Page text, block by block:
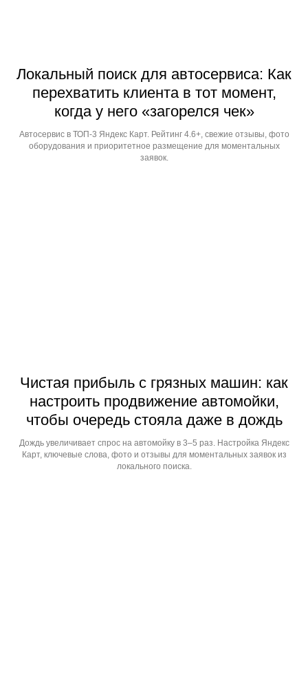
Локальный поиск для автосервиса: Как
перехватить клиента в тот момент,
когда у него «загорелся чек»
Автосервис в ТОП-3 Яндекс Карт. Рейтинг 4.6+, свежие отзывы, фото
оборудования и приоритетное размещение для моментальных
заявок.
Чистая прибыль с грязных машин: как
настроить продвижение автомойки,
чтобы очередь стояла даже в дождь
Дождь увеличивает спрос на автомойку в 3–5 раз. Настройка Яндекс
Карт, ключевые слова, фото и отзывы для моментальных заявок из
локального поиска.